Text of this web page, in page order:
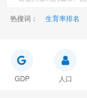
热搜词： 生育率排名
GDP 人口